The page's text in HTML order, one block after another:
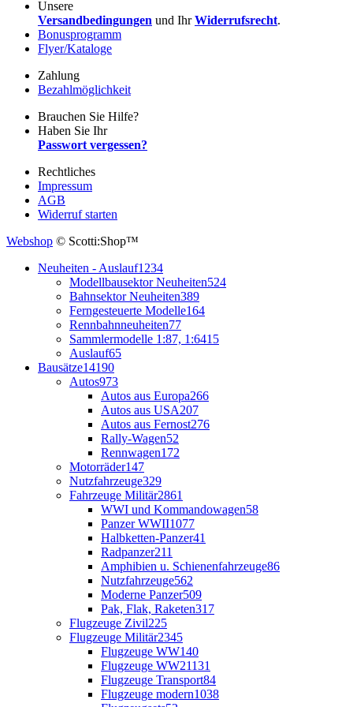
Unsere
Versandbedingungen und IhrWiderrufsrecht.
Bonusprogramm
Flyer/Kataloge
Zahlung
Bezahlmöglichkeit
Brauchen Sie Hilfe?
Haben Sie Ihr
Passwort vergessen?
Rechtliches
Impressum
AGB
Widerruf starten
Webshop © Scotti:Shop™
Neuheiten - Auslauf1234
Modellbausektor Neuheiten524
Bahnsektor Neuheiten389
Ferngesteuerte Modelle164
Rennbahnneuheiten77
Sammlermodelle 1:87, 1:6415
Auslauf65
Bausätze14190
Autos973
Autos aus Europa266
Autos aus USA207
Autos aus Fernost276
Rally-Wagen52
Rennwagen172
Motorräder147
Nutzfahrzeuge329
Fahrzeuge Militär2861
WWI und Kommandowagen58
Panzer WWII1077
Halbketten-Panzer41
Radpanzer211
Amphibien u. Schienenfahrzeuge86
Nutzfahrzeuge562
Moderne Panzer509
Pak, Flak, Raketen317
Flugzeuge Zivil225
Flugzeuge Militär2345
Flugzeuge WW140
Flugzeuge WW21131
Flugzeuge Transport84
Flugzeuge modern1038